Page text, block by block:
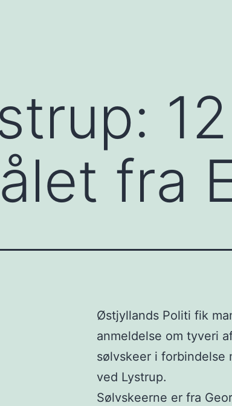
fra
Østjyllands Politi fik
anmeldelse om tyveri
sølvskeer i forbindelse
ved Lystrup.
Sølvskeerne er fra